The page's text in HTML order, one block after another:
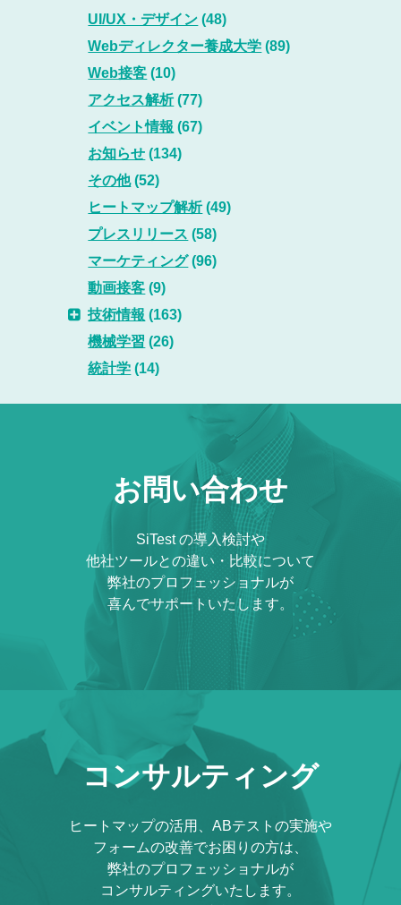
UI/UX・デザイン (48)
Webディレクター養成大学 (89)
Web接客 (10)
アクセス解析(77)
イベント情報 (67)
お知らせ (134)
その他(52)
ヒートマップ解析(49)
プレスリリース (58)
マーケティング(96)
動画接客 (9)
技術情報 (163)
機械学習 (26)
統計学 (14)
お問い合わせ
SiTest の導入検討や
他社ツールとの違い・比較について
弊社のプロフェッショナルが
喜んでサポートいたします。
コンサルティング
ヒートマップの活用、ABテストの実施や
フォームの改善でお困りの方は、
弊社のプロフェッショナルが
コンサルティングいたします。